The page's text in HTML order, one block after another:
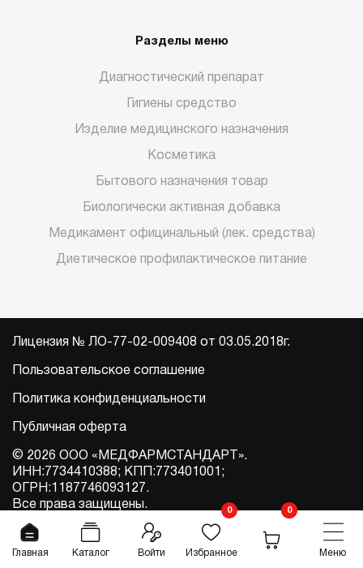
Главная Каталог Войти Избранное
0 0
0
Меню
Разделы меню
Диагностический препарат
Гигиены средство
Изделие медицинского назначения
Косметика
Бытового назначения товар
Биологически активная добавка
Медикамент официнальный (лек. средства)
Диетическое профилактическое питание
Лицензия № ЛО-77-02-009408 от 03.05.2018г.
Пользовательское соглашение
Политика конфиденциальности
Публичная оферта
© 2026 ООО «МЕДФАРМСТАНДАРТ».
ИНН:7734410388; КПП:773401001;
ОГРН:1187746093127.
Все права защищены.
Разработка и продвижение сайтов